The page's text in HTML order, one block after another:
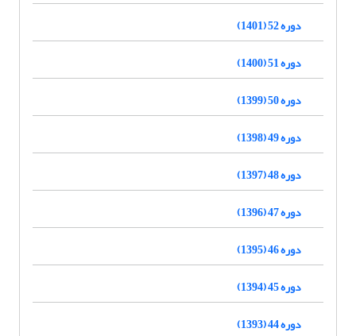
دوره 52 (1401)
دوره 51 (1400)
دوره 50 (1399)
دوره 49 (1398)
دوره 48 (1397)
دوره 47 (1396)
دوره 46 (1395)
دوره 45 (1394)
دوره 44 (1393)